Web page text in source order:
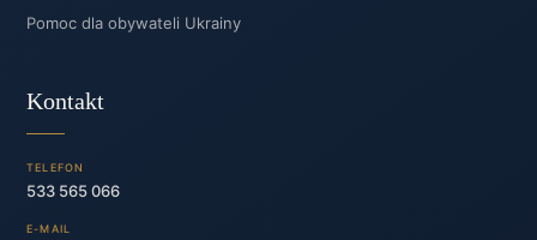
Pomoc dla obywateli Ukrainy
Kontakt
TELEFON
533 565 066
E-MAIL